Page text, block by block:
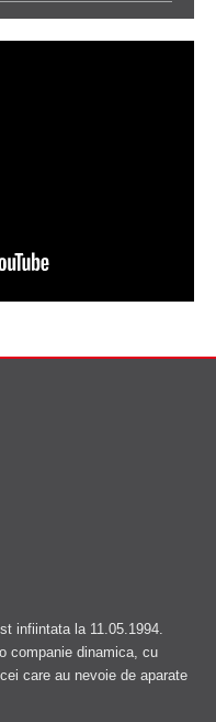
infiintata la 11.05.1994.
companie dinamica, cu
care au nevoie de aparate